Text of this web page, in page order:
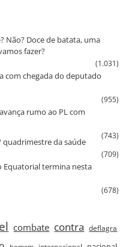
Não? Doce de batata, uma
fazer?
(1.031)
com chegada do deputado
(955)
rumo ao PL com
(743)
quadrimestre da saúde
(709)
Equatorial termina nesta
(678)
combate contra deflagra